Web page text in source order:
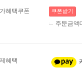
혜택쿠폰 쿠폰받기
주문금액
혜택